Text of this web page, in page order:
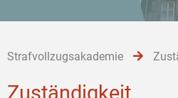
Strafvollzugsakademie
Zuständigkeit